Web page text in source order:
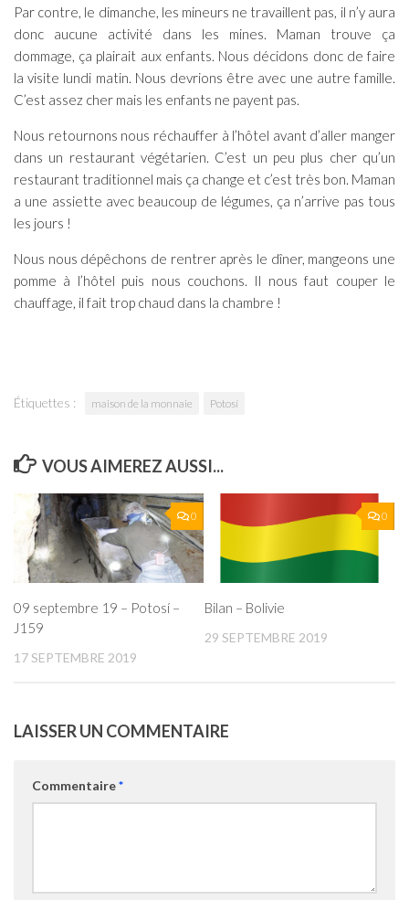
Par contre, le dimanche, les mineurs ne travaillent pas, il n’y aura
donc aucune activité dans les mines. Maman trouve ça
dommage, ça plairait aux enfants. Nous décidons donc de faire
la visite lundi matin. Nous devrions être avec une autre famille.
C’est assez cher mais les enfants ne payent pas.
Nous retournons nous réchauffer à l’hôtel avant d’aller manger
dans un restaurant végétarien. C’est un peu plus cher qu’un
restaurant traditionnel mais ça change et c’est très bon. Maman
a une assiette avec beaucoup de légumes, ça n’arrive pas tous
les jours !
Nous nous dépêchons de rentrer après le dîner, mangeons une
pomme à l’hôtel puis nous couchons. Il nous faut couper le
chauffage, il fait trop chaud dans la chambre !
Étiquettes : maison de la monnaie Potosí
VOUS AIMEREZ AUSSI...
0
09 septembre 19 – Potosí –
J159
17 SEPTEMBRE 2019
0
Bilan – Bolivie
29 SEPTEMBRE 2019
LAISSER UN COMMENTAIRE
Commentaire*